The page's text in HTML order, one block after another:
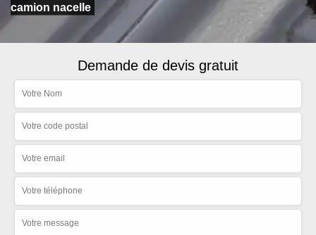
camion nacelle
Demande de devis gratuit